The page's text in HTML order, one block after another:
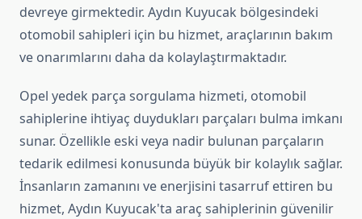
devreye girmektedir. Aydın Kuyucak bölgesindeki
otomobil sahipleri için bu hizmet, araçlarının bakım
ve onarımlarını daha da kolaylaştırmaktadır.
Opel yedek parça sorgulama hizmeti, otomobil
sahiplerine ihtiyaç duydukları parçaları bulma imkanı
sunar. Özellikle eski veya nadir bulunan parçaların
tedarik edilmesi konusunda büyük bir kolaylık sağlar.
İnsanların zamanını ve enerjisini tasarruf ettiren bu
hizmet, Aydın Kuyucak'ta araç sahiplerinin güvenilir